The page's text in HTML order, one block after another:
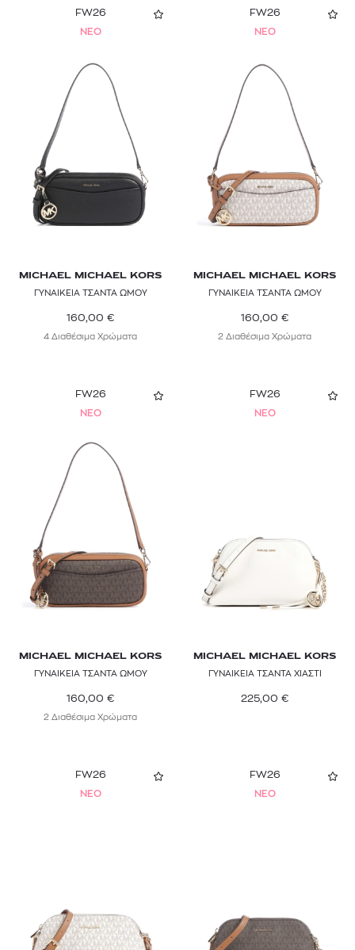
FW26
NEO
MICHAEL MICHAEL KORS
ΓΥΝΑΙΚΕΙΑ ΤΣΑΝΤΑ ΩΜΟΥ
160,00 €
4 Διαθέσιμα Χρώματα
FW26
NEO
MICHAEL MICHAEL KORS
ΓΥΝΑΙΚΕΙΑ ΤΣΑΝΤΑ ΩΜΟΥ
160,00 €
2 Διαθέσιμα Χρώματα
FW26
NEO
MICHAEL MICHAEL KORS
ΓΥΝΑΙΚΕΙΑ ΤΣΑΝΤΑ ΩΜΟΥ
160,00 €
2 Διαθέσιμα Χρώματα
FW26
NEO
MICHAEL MICHAEL KORS
ΓΥΝΑΙΚΕΙΑ ΤΣΑΝΤΑ ΧΙΑΣΤΙ
225,00 €
FW26
NEO
FW26
NEO